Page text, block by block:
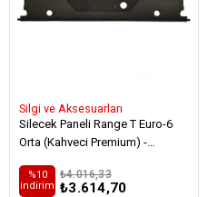
Silgi ve Aksesuarları
Silecek Paneli Range T Euro-6
Orta (Kahveci Premium) -
₺3.614,70
₺4.016,33
%10
i̇ndirim